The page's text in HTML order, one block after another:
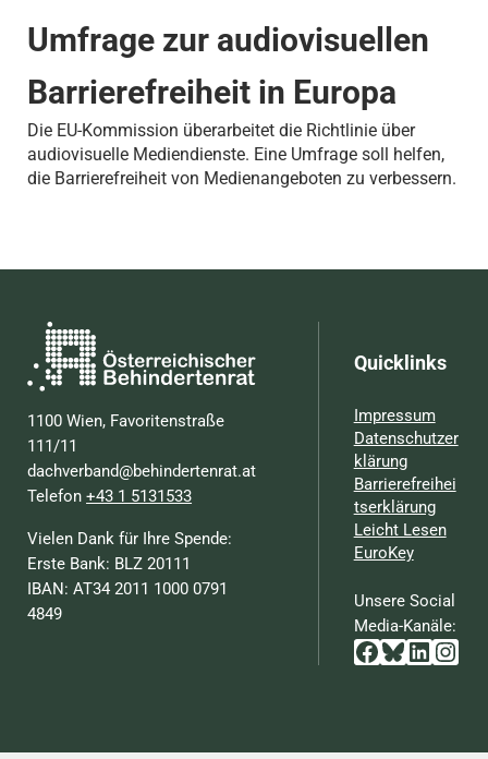
Umfrage zur audiovisuellen
Barrierefreiheit in Europa
Die EU-Kommission überarbeitet die Richtlinie über
audiovisuelle Mediendienste. Eine Umfrage soll helfen,
die Barrierefreiheit von Medienangeboten zu verbessern.
1100 Wien, Favoritenstraße
111/11
dachverband@behindertenrat.at
Telefon+43 1 5131533
Vielen Dank für Ihre Spende:
Erste Bank: BLZ 20111
IBAN: AT34 2011 1000 0791
4849
Quicklinks
Impressum
Datenschutzer
klärung
Barrierefreihei
tserklärung
Leicht Lesen
EuroKey
Unsere Social
Media-Kanäle:
Facebook
Bluesky